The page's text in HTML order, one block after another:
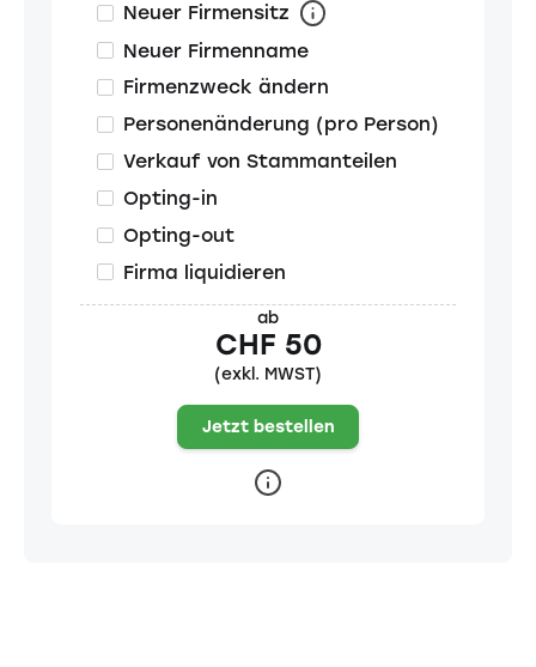
Neuer Firmensitz
Neuer Firmenname
Firmenzweck ändern
Personenänderung (pro Person)
Verkauf von Stammanteilen
Opting-in
Opting-out
Firma liquidieren
ab
CHF 50
(exkl. MWST)
Jetzt bestellen